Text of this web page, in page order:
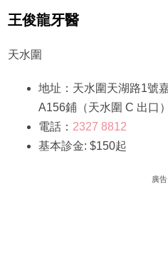
王俊龍牙醫
天水圍
地址：天水圍天湖路1號
A156鋪（天水圍 C 出口）
電話： 2327 8812
基本診金: $150起
廣告